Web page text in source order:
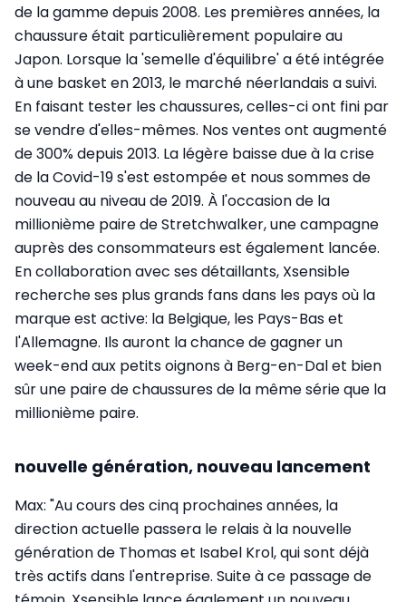
de la gamme depuis 2008. Les premières années, la
chaussure était particulièrement populaire au
Japon. Lorsque la 'semelle d'équilibre' a été intégrée
à une basket en 2013, le marché néerlandais a suivi.
En faisant tester les chaussures, celles-ci ont fini par
se vendre d'elles-mêmes. Nos ventes ont augmenté
de 300% depuis 2013. La légère baisse due à la crise
de la Covid-19 s'est estompée et nous sommes de
nouveau au niveau de 2019. À l'occasion de la
millionième paire de Stretchwalker, une campagne
auprès des consommateurs est également lancée.
En collaboration avec ses détaillants, Xsensible
recherche ses plus grands fans dans les pays où la
marque est active: la Belgique, les Pays-Bas et
l'Allemagne. Ils auront la chance de gagner un
week-end aux petits oignons à Berg-en-Dal et bien
sûr une paire de chaussures de la même série que la
millionième paire.
nouvelle génération, nouveau lancement
Max: "Au cours des cinq prochaines années, la
direction actuelle passera le relais à la nouvelle
génération de Thomas et Isabel Krol, qui sont déjà
très actifs dans l'entreprise. Suite à ce passage de